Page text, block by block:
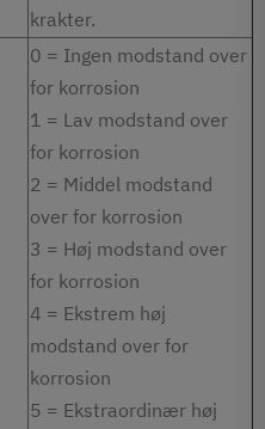
krakter.
0 = Ingen modstand over
for korrosion
1 = Lav modstand over
for korrosion
2 = Middel modstand
over for korrosion
3 = Høj modstand over
for korrosion
4 = Ekstrem høj
modstand over for
korrosion
5 = Ekstraordinær høj